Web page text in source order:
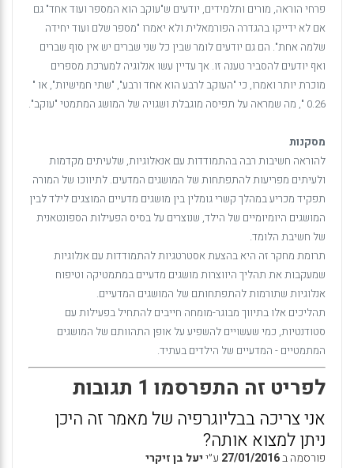
פרחי הוראה, מורים ותלמידים, יודעים ש"עוקב הוא המספר ועוד אחד" גם
אם לא ידייקו בהגדרה הפורמאלית ולא יאמרו "מספר שלם ועוד יחידה
שלמה אחת". הם גם יודעים לומר שבין כל שני שברים יש אין סוף שברים
ואף יודעים להסביר טענה זו. אך עדיין עשו אנלוגיה למערכת מספרים
מוכרת יותר ואמרו, כי "העוקב לרבע הוא אחד ורבע", "שתי חמישיות", או "
0.26 ", מה שמראה על תפיסה מוגבלת ושגויה של המושג המתמטי "עוקב".
מסקנות
להוראה חשיבות רבה בהתמודדות עם אנאלוגיות, שלעיתים מקדמות
ולעיתים מפריעות להתפתחות של המושגים המדעים. לתיווכו של המורה
תפקיד מכריע במהלך קשרי גומלין בין מושגים מדעיים המוצגים לילד לבין
המושגים היומיומיים של הילד, שנוצרים על בסיס הפעילות הספונטאנית
של חשיבת הלומד.
תרומת מחקר זה היא בהצעת אסטרטגיות להתמודדות עם אנלוגיות
שמעקבות את תהליך היווצרות מושגים מדעיים במתמטיקה וטיפוח
אנלוגיות שתורמות להתפתחותם של המושגים המדעיים.
תהליכים אלו בתיווך מבוגר-מומחה חייבים להתחיל בפעילות עם
סטודנטיות, כמי שעשויים להשפיע על אופן התהוותם של המושגים
המתמטיים - המדעיים של הילדים בעתיד.
לפריט זה התפרסמו 1 תגובות
אני צריכה בבליוגרפיה של מאמר זה היכן
ניתן למצוא אותה?
פורסמה ב27/01/2016 ע״ייעל בן זיקרי